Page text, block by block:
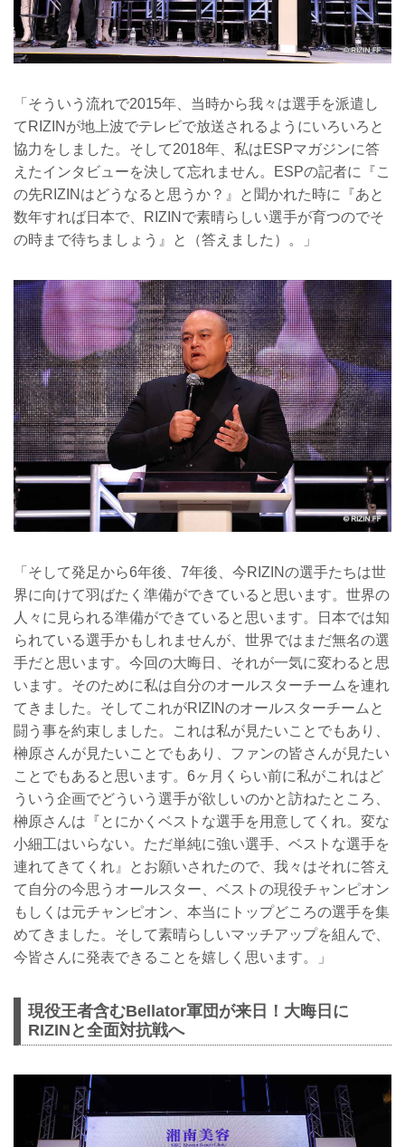
「そういう流れで2015年、当時から我々は選手を派遣し
てRIZINが地上波でテレビで放送されるようにいろいろと
協力をしました。そして2018年、私はESPマガジンに答
えたインタビューを決して忘れません。ESPの記者に『こ
の先RIZINはどうなると思うか？』と聞かれた時に『あと
数年すれば日本で、RIZINで素晴らしい選手が育つのでそ
の時まで待ちましょう』と（答えました）。」
「そして発足から6年後、7年後、今RIZINの選手たちは世
界に向けて羽ばたく準備ができていると思います。世界の
人々に見られる準備ができていると思います。日本では知
られている選手かもしれませんが、世界ではまだ無名の選
手だと思います。今回の大晦日、それが一気に変わると思
います。そのために私は自分のオールスターチームを連れ
てきました。そしてこれがRIZINのオールスターチームと
闘う事を約束しました。これは私が見たいことでもあり、
榊原さんが見たいことでもあり、ファンの皆さんが見たい
ことでもあると思います。6ヶ月くらい前に私がこれはど
ういう企画でどういう選手が欲しいのかと訪ねたところ、
榊原さんは『とにかくベストな選手を用意してくれ。変な
小細工はいらない。ただ単純に強い選手、ベストな選手を
連れてきてくれ』とお願いされたので、我々はそれに答え
て自分の今思うオールスター、ベストの現役チャンピオン
もしくは元チャンピオン、本当にトップどころの選手を集
めてきました。そして素晴らしいマッチアップを組んで、
今皆さんに発表できることを嬉しく思います。」
現役王者含むBellator軍団が来日！大晦日に
RIZINと全面対抗戦へ